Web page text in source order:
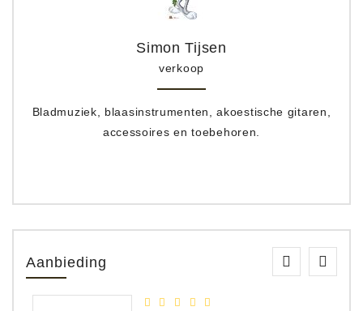
Simon Tijsen
verkoop
Bladmuziek, blaasinstrumenten, akoestische gitaren,
accessoires en toebehoren.
Aanbieding